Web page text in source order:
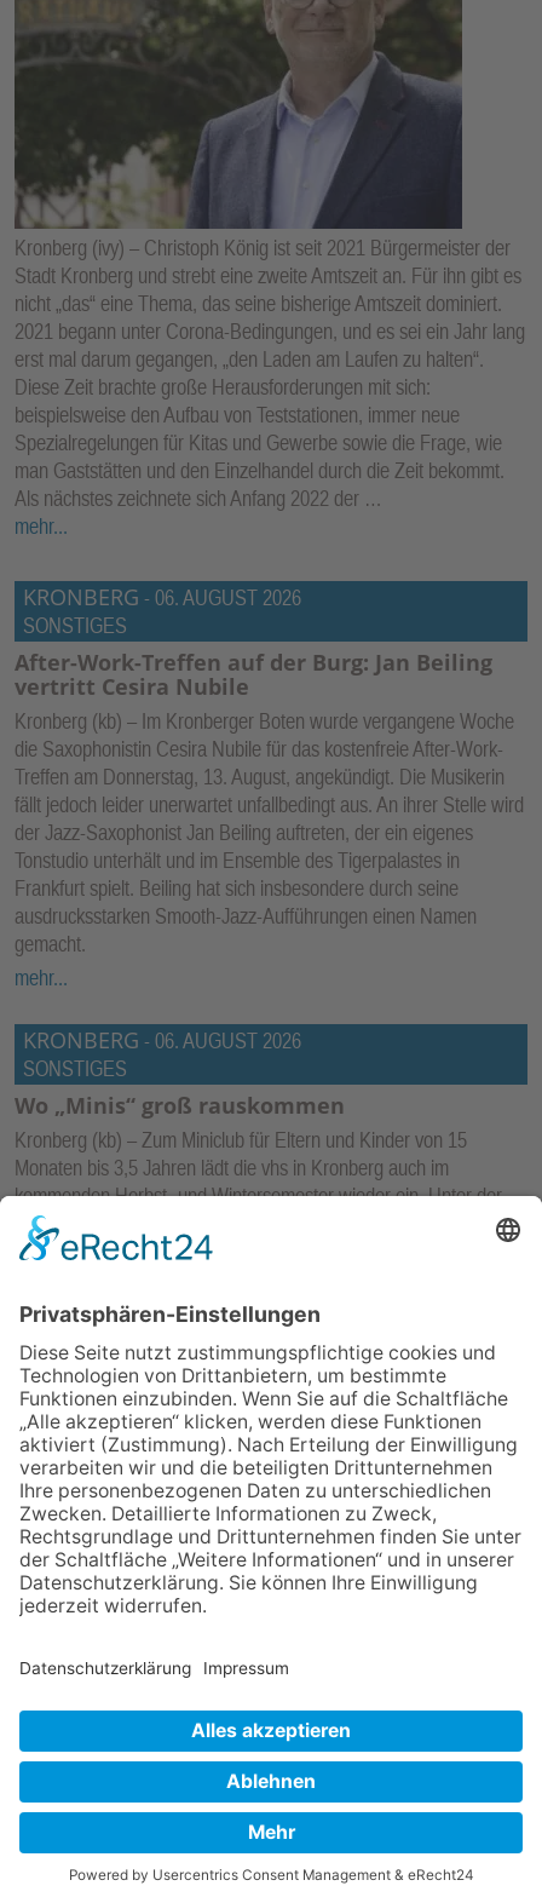
Kronberg (ivy) – Christoph König ist seit 2021 Bürgermeister der
Stadt Kronberg und strebt eine zweite Amtszeit an. Für ihn gibt es
nicht „das“ eine Thema, das seine bisherige Amtszeit dominiert.
2021 begann unter Corona-Bedingungen, und es sei ein Jahr lang
erst mal darum gegangen, „den Laden am Laufen zu halten“.
Diese Zeit brachte große Herausforderungen mit sich:
beispielsweise den Aufbau von Teststationen, immer neue
Spezialregelungen für Kitas und Gewerbe sowie die Frage, wie
man Gaststätten und den Einzelhandel durch die Zeit bekommt.
Als nächstes zeichnete sich Anfang 2022 der …
mehr...
KRONBERG - 06. AUGUST 2026
SONSTIGES
After-Work-Treffen auf der Burg: Jan Beiling
vertritt Cesira Nubile
Kronberg (kb) – Im Kronberger Boten wurde vergangene Woche
die Saxophonistin Cesira Nubile für das kostenfreie After-Work-
Treffen am Donnerstag, 13. August, angekündigt. Die Musikerin
fällt jedoch leider unerwartet unfallbedingt aus. An ihrer Stelle wird
der Jazz-Saxophonist Jan Beiling auftreten, der ein eigenes
Tonstudio unterhält und im Ensemble des Tigerpalastes in
Frankfurt spielt. Beiling hat sich insbesondere durch seine
ausdrucksstarken Smooth-Jazz-Aufführungen einen Namen
gemacht.
mehr...
KRONBERG - 06. AUGUST 2026
SONSTIGES
Wo „Minis“ groß rauskommen
Kronberg (kb) – Zum Miniclub für Eltern und Kinder von 15
Monaten bis 3,5 Jahren lädt die vhs in Kronberg auch im
kommenden Herbst- und Wintersemester wieder ein. Unter der
Leitung von Martina Otto finden ab Donnerstag, 10. September,
wieder zehn Miniclub-Treffen statt. „Gemeinschaft tut gut“, das
Leitung die Miniclubs an der vhs Hochtaunus seit Jahren einen
beliebten Treffpunkt für Väter, Mütter und Kinder darstellen.
Beim Singen, Spielen, Malen und Basteln können die Kleinen
erste Freundschaften und Kontakte schließen. Auf unterhaltsame
und spielerische Weise werden motorische, geistige und
emotionale Entwicklung gefördert. Aber auch den Eltern möchte
Martina Otto die Möglichkeit geben, neue Kontakte zu knüpfen und
…
mehr...
KRONBERG-06. AUGUST 2026
Gut besucht: Lesung zu Kaiserin Friedrichs
125. Todestag auf der Burg